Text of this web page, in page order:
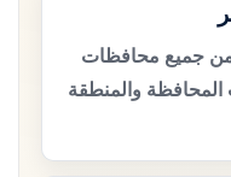
من جميع محافظات
والمنطقة